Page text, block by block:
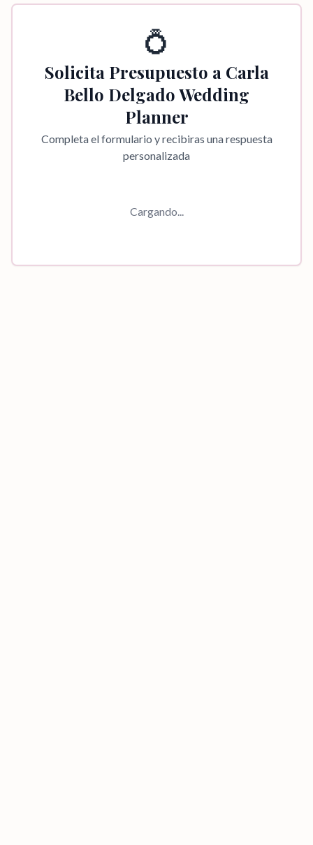
💍
Solicita Presupuesto a Carla
Bello Delgado Wedding
Planner
Completa el formulario y recibiras una respuesta
personalizada
Cargando...